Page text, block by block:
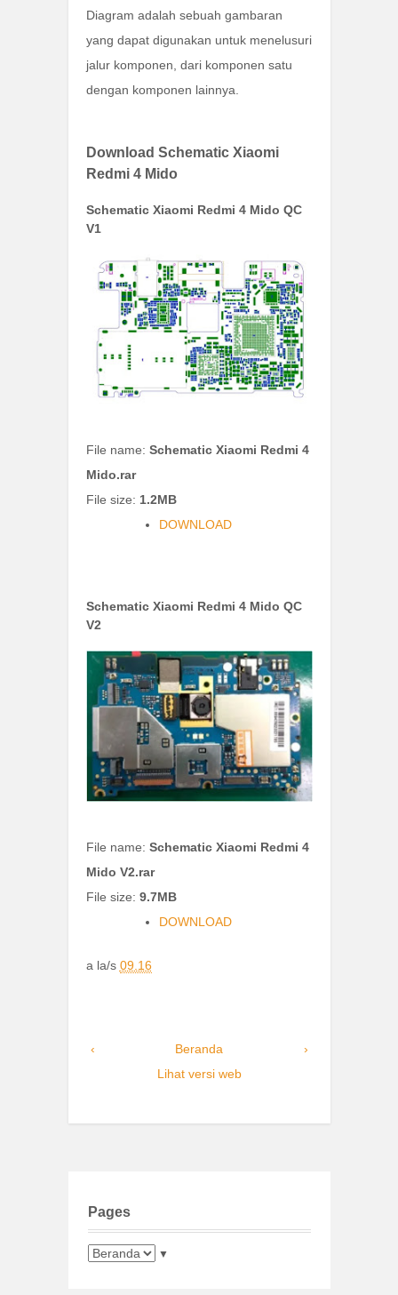
Diagram adalah sebuah gambaran
yang dapat digunakan untuk menelusuri
jalur komponen, dari komponen satu
dengan komponen lainnya.
Download Schematic Xiaomi
Redmi 4 Mido
Schematic Xiaomi Redmi 4 Mido QC
V1
File name: Schematic Xiaomi Redmi 4
Mido.rar
File size: 1.2MB
DOWNLOAD
Schematic Xiaomi Redmi 4 Mido QC
V2
File name: Schematic Xiaomi Redmi 4
Mido V2.rar
File size: 9.7MB
DOWNLOAD
a la/s 09.16
‹ ›
Beranda
Lihat versi web
Pages
▼